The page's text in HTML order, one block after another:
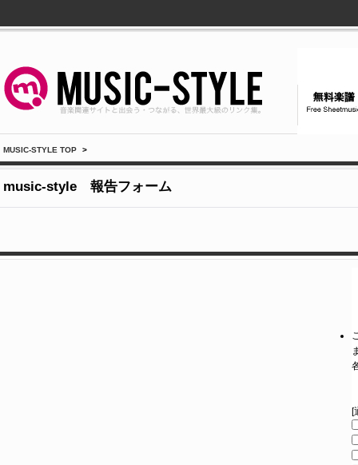
MUSIC-STYLE TOP >
music-style 報告フォーム
[